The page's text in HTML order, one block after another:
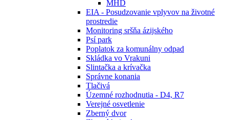
MHD
EIA - Posudzovanie vplyvov na životné
prostredie
Monitoring sršňa ázijského
Psí park
Poplatok za komunálny odpad
Skládka vo Vrakuni
Slintačka a krívačka
Správne konania
Tlačivá
Územné rozhodnutia - D4, R7
Verejné osvetlenie
Zberný dvor